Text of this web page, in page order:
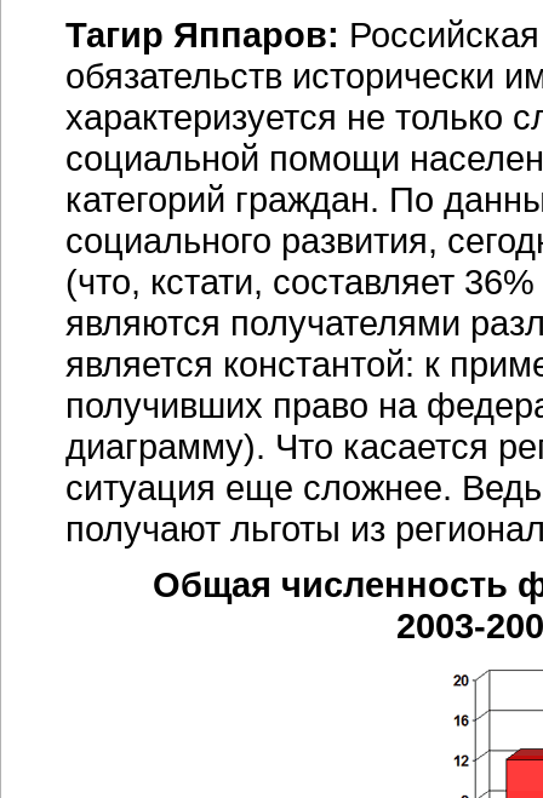
Тагир Яппаров:
обязательств исторически
характеризуется не
социальной помощи
категорий граждан. По
социального развития,
(что, кстати, составляет
являются получателями
является константой: к
получивших право на
диаграмму). Что касается
ситуация еще сложнее.
получают льготы из
Общая численность
2003-